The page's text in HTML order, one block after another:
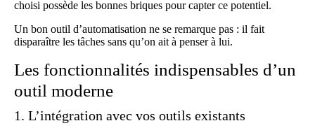
choisi possède les bonnes briques pour capter ce potentiel.
Un bon outil d’automatisation ne se remarque pas : il fait
disparaître les tâches sans qu’on ait à penser à lui.
Les fonctionnalités indispensables d’un
outil moderne
1. L’intégration avec vos outils existants